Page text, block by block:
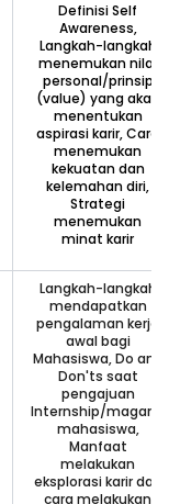
Definisi Self
Awareness,
Langkah-langkah
menemukan nilai
personal/prinsip
(value) yang akan
menentukan
aspirasi karir, Cara
menemukan
kekuatan dan
kelemahan diri,
Strategi
menemukan
minat karir
Langkah-langkah
mendapatkan
pengalaman kerja
awal bagi
Mahasiswa, Do and
Don'ts saat
pengajuan
Internship/magang
mahasiswa,
Manfaat
melakukan
eksplorasi karir dan
cara melakukan